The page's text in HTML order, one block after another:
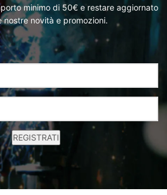
minimo di 50€ e restare aggiornato
nostre novità e promozioni.